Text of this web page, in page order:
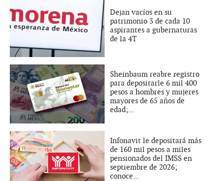
Dejan vacíos en su
patrimonio 3 de cada 10
aspirantes a gubernaturas
de la 4T
Sheinbaum reabre registro
para depositarle 6 mil 400
pesos a hombres y mujeres
mayores de 65 años de
edad;...
Infonavit le depositará más
de 160 mil pesos a miles
pensionados del IMSS en
septiembre de 2026;
conoce...